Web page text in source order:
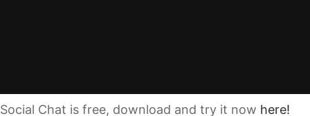
Social Chat is free, download and try it now here!